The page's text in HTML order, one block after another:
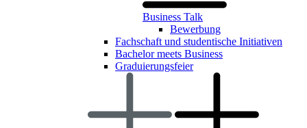
Business Talk
Bewerbung
Fachschaft und studentische Initiativen
Bachelor meets Business
Graduierungsfeier